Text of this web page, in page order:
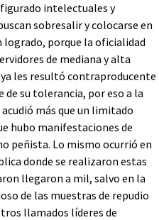
intelectuales y
sobresalir y colocarse en
logrado, porque la oficialidad
de mediana y alta
les resultó contraproducente
su tolerancia, por eso a la
más que un limitado
hubo manifestaciones de
peñista. Lo mismo ocurrió en
donde se realizaron estas
llegaron a mil, salvo en la
de las muestras de repudio
llamados líderes de